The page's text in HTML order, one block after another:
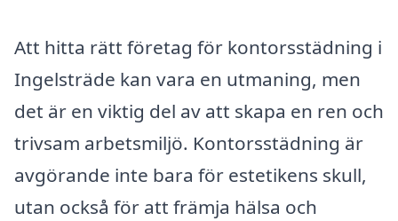
Att hitta rätt företag för kontorsstädning i
Ingelsträde kan vara en utmaning, men
det är en viktig del av att skapa en ren och
trivsam arbetsmiljö. Kontorsstädning är
avgörande inte bara för estetikens skull,
utan också för att främja hälsa och